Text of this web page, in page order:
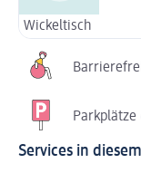
Wickeltisch
Services in